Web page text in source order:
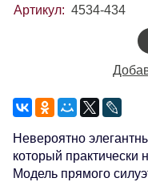
Артикул: 4534-434
Невероятно
который практически
Модель прямого